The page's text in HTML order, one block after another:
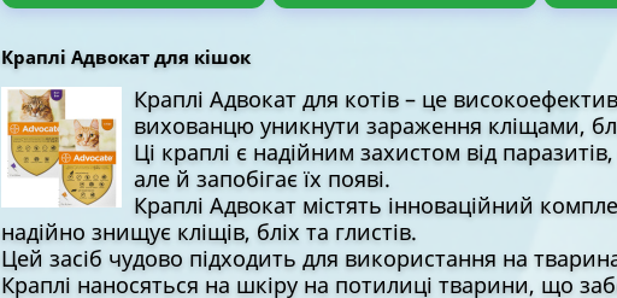
Краплі Адвокат для кішок
Краплі Адвокат для котів – це
вихованцю уникнути зараження кліщами,
Ці краплі є надійним захистом від
але й запобігає їх появі.
Краплі Адвокат містять інноваційний
надійно знищує кліщів, бліх та глистів.
Цей засіб чудово підходить для використання на
Краплі наносяться на шкіру на потилиці тварини, що